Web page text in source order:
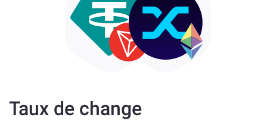
Taux de change